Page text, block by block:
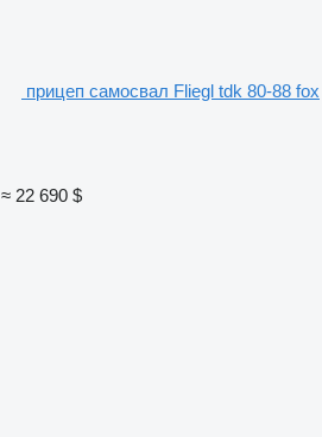
прицеп самосвал Fliegl tdk 80-88 fox
≈ 22 690 $